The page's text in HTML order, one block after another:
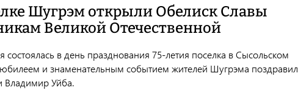
Шугрэм открыли Обелиск Славы
Великой Отечественной
в день празднования 75-летия поселка в Сысольском
и знаменательным событием жителей Шугрэма поздравил
Владимир Уйба.